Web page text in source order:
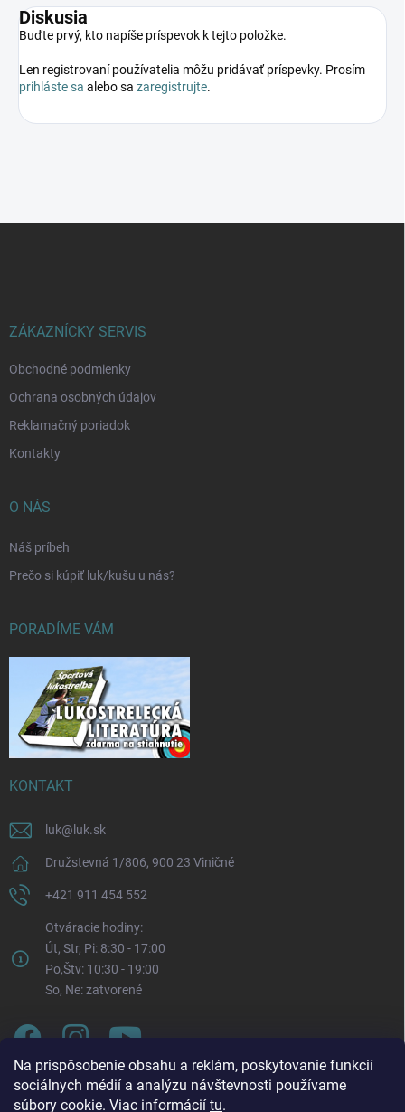
Na prispôsobenie obsahu a reklám, poskytovanie funkcií
sociálnych médií a analýzu návštevnosti používame
súbory cookie. Viac informácií tu.
Diskusia
Buďte prvý, kto napíše príspevok k tejto položke.
Len registrovaní používatelia môžu pridávať príspevky. Prosím
prihláste sa alebo sa zaregistrujte.
ZÁKAZNÍCKY SERVIS
Obchodné podmienky
Ochrana osobných údajov
Reklamačný poriadok
Kontakty
O NÁS
Náš príbeh
Prečo si kúpiť luk/kušu u nás?
PORADÍME VÁM
KONTAKT
luk@ luk.sk
Družstevná 1/806, 900 23 Viničné
+421 911 454 552
Otváracie hodiny:
Út, Str, Pi: 8:30 - 17:00
Po,Štv: 10:30 - 19:00
So, Ne: zatvorené